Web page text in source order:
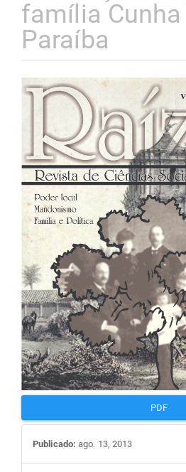
família
Paraíba
Barra
lateral
de
artigos
PDF
Publicado: ago. 13, 2013